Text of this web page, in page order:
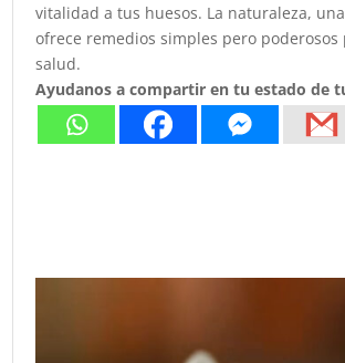
vitalidad a tus huesos. La naturaleza,
ofrece remedios simples pero
salud.
Ayudanos a compartir en tu estado de